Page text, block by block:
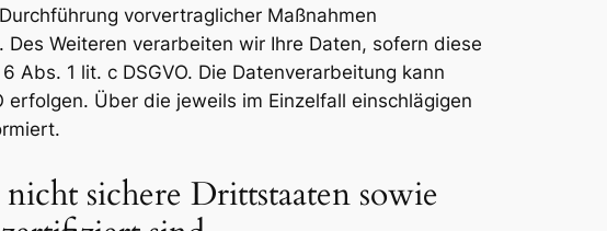
vorvertraglicher Maßnahmen
Weiteren verarbeiten wir Ihre Daten, sofern diese
1 lit. c DSGVO. Die Datenverarbeitung kann
Über die jeweils im Einzelfall einschlägigen
sichere Drittstaaten sowie